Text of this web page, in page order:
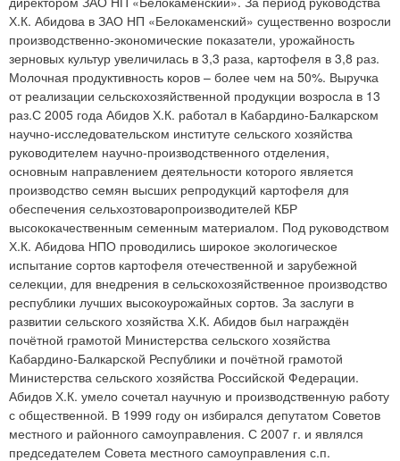
Х.К. Абидова в ЗАО НП «Белокаменский» существенно возросли
производственно-экономические показатели, урожайность
зерновых культур увеличилась в 3,3 раза, картофеля в 3,8 раз.
Молочная продуктивность коров – более чем на 50%. Выручка
от реализации сельскохозяйственной продукции возросла в 13
раз.С 2005 года Абидов Х.К. работал в Кабардино-Балкарском
научно-исследовательском институте сельского хозяйства
руководителем научно-производственного отделения,
основным направлением деятельности которого является
производство семян высших репродукций картофеля для
обеспечения сельхозтоваропроизводителей КБР
высококачественным семенным материалом. Под руководством
Х.К. Абидова НПО проводились широкое экологическое
испытание сортов картофеля отечественной и зарубежной
селекции, для внедрения в сельскохозяйственное производство
республики лучших высокоурожайных сортов. За заслуги в
развитии сельского хозяйства Х.К. Абидов был награждён
почётной грамотой Министерства сельского хозяйства
Кабардино-Балкарской Республики и почётной грамотой
Министерства сельского хозяйства Российской Федерации.
Абидов Х.К. умело сочетал научную и производственную работу
с общественной. В 1999 году он избирался депутатом Советов
местного и районного самоуправления. С 2007 г. и являлся
председателем Совета местного самоуправления с.п.